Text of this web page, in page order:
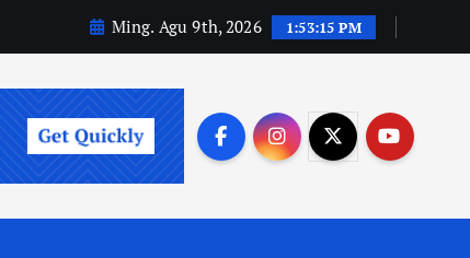
Ming. Agu 9th, 2026 1:53:17 PM